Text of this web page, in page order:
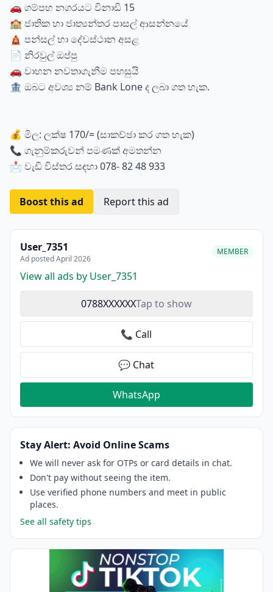
🚗 ගම්පහ නගරයට විනාඩි 15
🏫 ජාතික හා ජාත්‍යන්තර පාසල් ආසන්නයේ
🛕 පන්සල් හා දේවස්ථාන අසළ
📄 නිරවුල් ඔප්පු
🚗 වාහන නවතාගැනීම පහසුයි
🏦 ඔබට අවශ්‍ය නම් Bank Lone ද ලබා ගත හැක.
💰 මිල: ලක්ෂ 170/= (සාකච්ඡා කර ගත හැක)
📞 ගැනුම්කරුවන් පමණක් අමතන්න
📩 වැඩි විස්තර සඳහා 078- 82 48 933
Boost this ad Report this ad
User_7351
Ad posted April 2026
MEMBER
View all ads by User_7351
0788XXXXXXTap to show
📞 Call
💬 Chat
WhatsApp
Stay Alert: Avoid Online Scams
We will never ask for OTPs or card details in chat.
Don't pay without seeing the item.
Use verified phone numbers and meet in public
places.
See all safety tips